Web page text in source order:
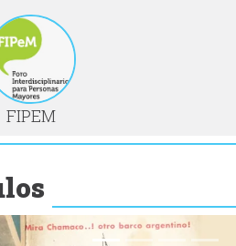
FIPEM